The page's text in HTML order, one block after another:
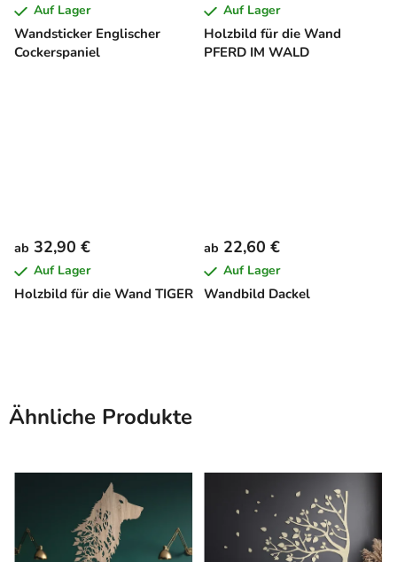
Wandsticker Englischer
Cockerspaniel
Auf Lager
Holzbild für die Wand
PFERD IM WALD
Auf Lager
Holzbild für die Wand TIGER
ab 32,90 €
Auf Lager
Wandbild Dackel
ab 22,60 €
Auf Lager
Ähnliche Produkte